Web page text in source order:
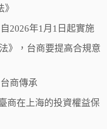
2026年1月1日起實施
》，台商要提高合規意
商傳承
商在上海的投資權益保